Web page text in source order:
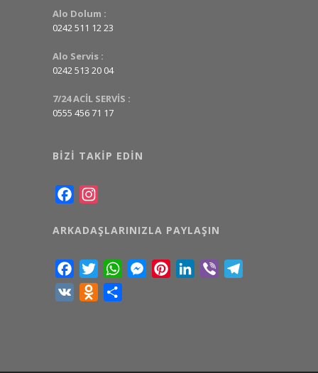
Alo Dolum :
0242 511 12 23
Alo Servis :
0242 513 20 04
7/24 ACİL SERVİS :
0555 456 71 17
BIZI TAKIP EDIN
Facebook
ARKADAŞLARINIZLA PAYLAŞIN
FacebookTwitterWhatsAppMessenger
PinterestLinkedIn
Viber
VK
Odnoklassniki